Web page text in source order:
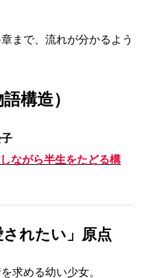
まで、流れが分かるよう
構造）
ながら半生をたどる構
れたい」原点
求める幼い少女。